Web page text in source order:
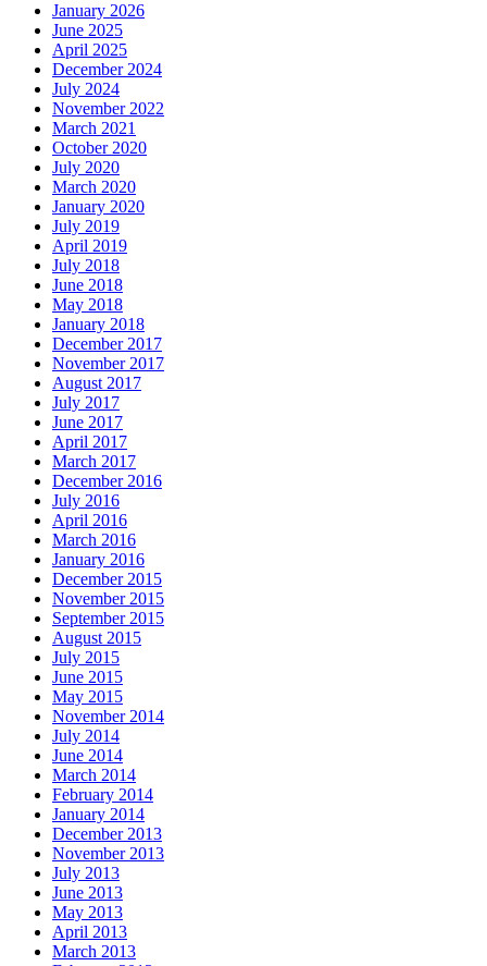
January 2026
June 2025
April 2025
December 2024
July 2024
November 2022
March 2021
October 2020
July 2020
March 2020
January 2020
July 2019
April 2019
July 2018
June 2018
May 2018
January 2018
December 2017
November 2017
August 2017
July 2017
June 2017
April 2017
March 2017
December 2016
July 2016
April 2016
March 2016
January 2016
December 2015
November 2015
September 2015
August 2015
July 2015
June 2015
May 2015
November 2014
July 2014
June 2014
March 2014
February 2014
January 2014
December 2013
November 2013
July 2013
June 2013
May 2013
April 2013
March 2013